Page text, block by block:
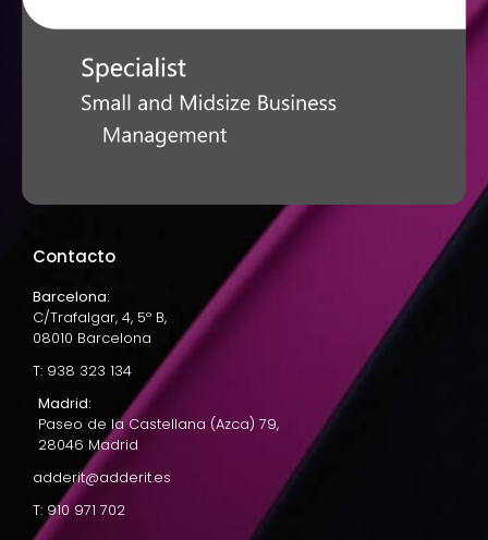
Contacto
Barcelona:
C/Trafalgar, 4, 5º B,
08010 Barcelona
T: 938 323 134
Madrid:
Paseo de la Castellana (Azca) 79,
28046 Madrid
adderit@adderit.es
T: 910 971 702